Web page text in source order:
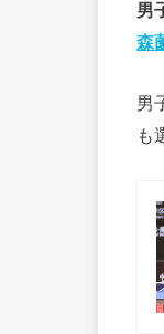
男
森
男
も